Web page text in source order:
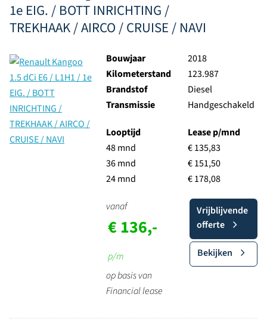
1e EIG. / BOTT INRICHTING /
TREKHAAK / AIRCO / CRUISE / NAVI
Bouwjaar
2018
Kilometerstand
123.987
Brandstof
Diesel
Transmissie
Handgeschakeld
Looptijd
48 mnd
36 mnd
24 mnd
Lease p/mnd
€ 135,83
€ 151,50
€ 178,08
vanaf
€ 136,-
p/m
op basis van
Financial lease
Vrijblijvende
offerte
Bekijken